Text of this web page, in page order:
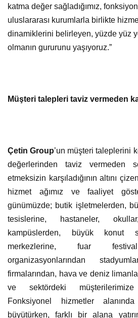
katma değer sağladığımız,
uluslararası kurumlarla birlikte
dinamiklerini belirleyen, yüzde yüz
olmanın gururunu yaşıyoruz.”
Müşteri talepleri taviz vermeden
Çetin Group’un müşteri taleplerini
değerlerinden taviz vermeden
etmeksizin karşıladığının altını çizen
hizmet ağımız ve faaliyet
günümüzde; butik işletmelerden,
tesislerine, hastaneler,
kampüslerden, büyük konut
merkezlerine, fuar
organizasyonlarından
firmalarından, hava ve deniz
ve sektördeki
Fonksiyonel hizmetler
büyütürken, farklı bir alana